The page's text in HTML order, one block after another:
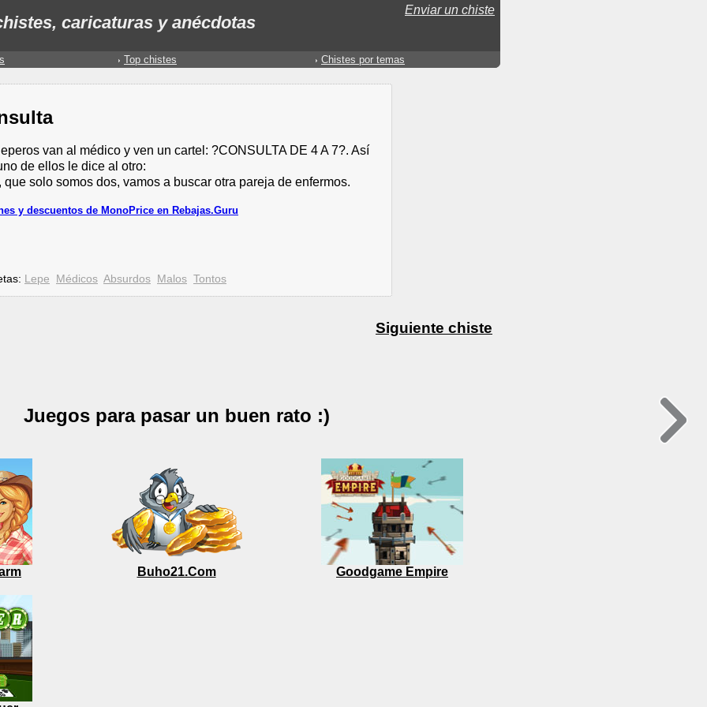
caricaturas y anécdotas
Enviar un chiste
Top chistes Chistes por temas
van al médico y ven un cartel: ?CONSULTA DE 4 A 7?. Así
de ellos le dice al otro:
que solo somos dos, vamos a buscar otra pareja de enfermos.
y descuentos de MonoPrice en Rebajas.Guru
Lepe Médicos Absurdos Malos Tontos
Siguiente chiste
Juegos para pasar un buen rato :)
Buho21.Com Goodgame Empire